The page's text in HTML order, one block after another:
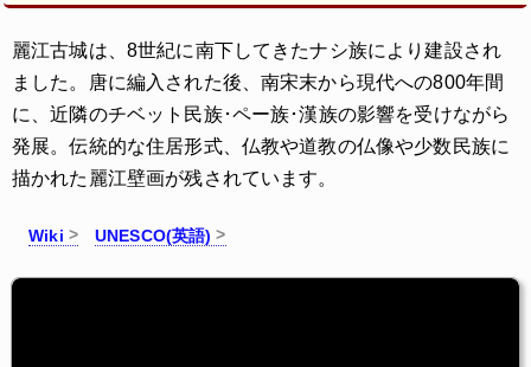
麗江古城は、8世紀に南下してきたナシ族により建設され
ました。唐に編入された後、南宋末から現代への800年間
に、近隣のチベット民族･ペー族･漢族の影響を受けながら
発展。伝統的な住居形式、仏教や道教の仏像や少数民族に
描かれた麗江壁画が残されています。
Wiki UNESCO(英語)